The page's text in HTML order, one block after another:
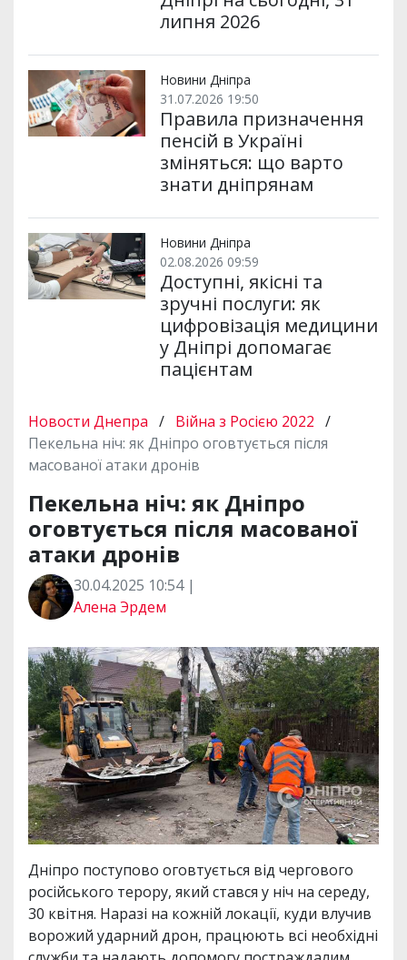
липня 2026
Новини Дніпра
31.07.2026 19:50
Правила призначення
пенсій в Україні
зміняться: що варто
знати дніпрянам
Новини Дніпра
02.08.2026 09:59
Доступні, якісні та
зручні послуги: як
цифровізація медицини
у Дніпрі допомагає
пацієнтам
Новости Днепра / Війна з Росією 2022 /
Пекельна ніч: як Дніпро оговтується після
масованої атаки дронів
Пекельна ніч: як Дніпро
оговтується після масованої
атаки дронів
30.04.2025 10:54 |
Алена Эрдем
Дніпро поступово оговтується від чергового
російського терору, який стався у ніч на середу,
30 квітня. Наразі на кожній локації, куди влучив
ворожий ударний дрон, працюють всі необхідні